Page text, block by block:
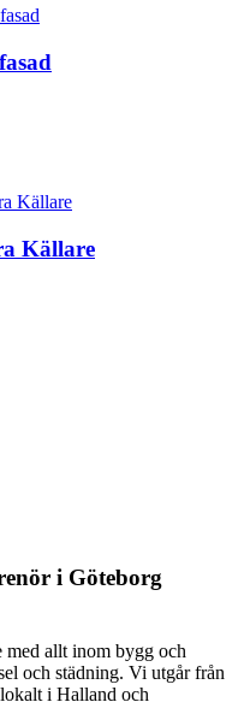
Källare
i Göteborg
med allt inom bygg och
och städning. Vi utgår från
i Halland och